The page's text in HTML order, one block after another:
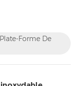
inventaire
Forme De